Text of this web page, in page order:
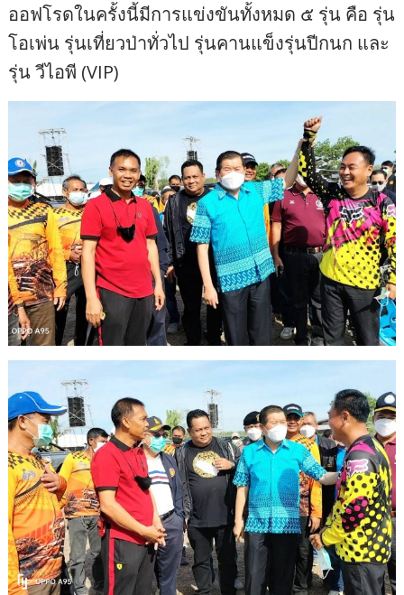
ออฟโรดในครั้งนี้มีการแข่งขันทั้งหมด ๕ รุ่น คือ รุ่น
โอเพ่น รุ่นเที่ยวป่าทั่วไป รุ่นคานแข็งรุ่นปีกนก และ
รุ่น วีไอพี (VIP)